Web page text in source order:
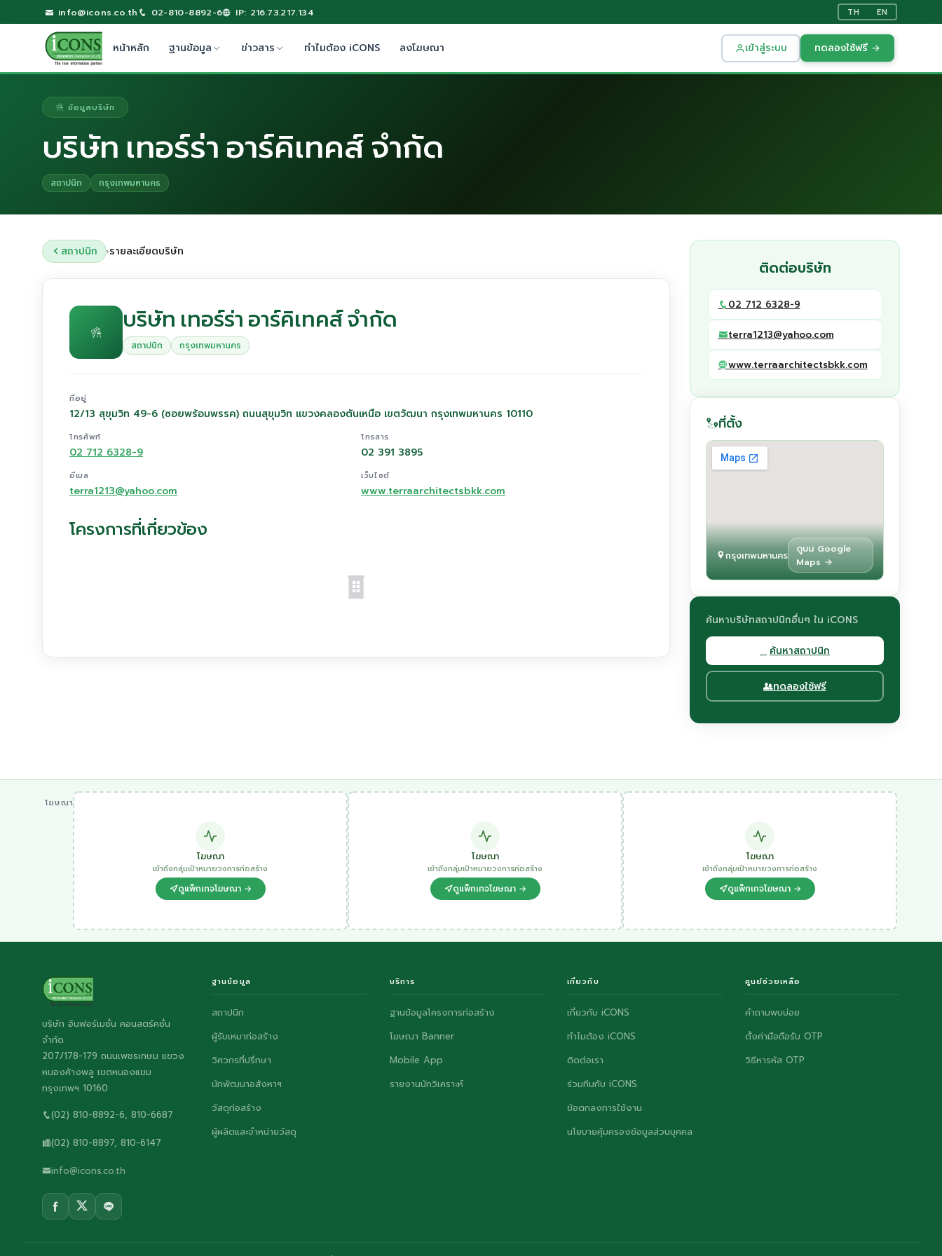
info@icons.co.th 02-810-8892-6 IP: 216.73.217.134 TH EN
หน้าหลัก ฐานข้อมูล ข่าวสาร ทำไมต้อง iCONS ลงโฆษณา เข้าสู่ระบบ ทดลองใช้ฟรี →
ข้อมูลบริษัท
บริษัท เทอร์ร่า อาร์คิเทคส์ จำกัด
สถาปนิก กรุงเทพมหานคร
สถาปนิก ›รายละเอียดบริษัท
บริษัท เทอร์ร่า อาร์คิเทคส์ จำกัด
สถาปนิก กรุงเทพมหานคร
ที่อยู่
12/13 สุขุมวิท 49-6 (ซอยพร้อมพรรค) ถนนสุขุมวิท แขวงคลองตันเหนือ เขตวัฒนา กรุงเทพมหานคร 10110
โทรศัพท์
02 712 6328-9
โทรสาร
02 391 3895
อีเมล
terra1213@yahoo.com
เว็บไซต์
www.terraarchitectsbkk.com
โครงการที่เกี่ยวข้อง
ติดต่อบริษัท
02 712 6328-9
terra1213@yahoo.com
www.terraarchitectsbkk.com
ที่ตั้ง
กรุงเทพมหานคร
ดูบน Google
Maps →
ค้นหาบริษัทสถาปนิกอื่นๆ ใน iCONS
ค้นหาสถาปนิก
ทดลองใช้ฟรี
โฆษณา
โฆษณา
เข้าถึงกลุ่มเป้าหมายวงการก่อสร้าง
ดูแพ็กเกจโฆษณา →
โฆษณา
เข้าถึงกลุ่มเป้าหมายวงการก่อสร้าง
ดูแพ็กเกจโฆษณา →
โฆษณา
เข้าถึงกลุ่มเป้าหมายวงการก่อสร้าง
ดูแพ็กเกจโฆษณา →
บริษัท อินฟอร์เมชั่น คอนสตรัคชั่น
จำกัด
207/178-179 ถนนเพชรเกษม แขวง
หนองค้างพลู เขตหนองแขม
กรุงเทพฯ 10160
(02) 810-8892-6, 810-6687
(02) 810-8897, 810-6147
info@icons.co.th
ฐานข้อมูล
สถาปนิก
ผู้รับเหมาก่อสร้าง
วิศวกรที่ปรึกษา
นักพัฒนาอสังหาฯ
วัสดุก่อสร้าง
ผู้ผลิตและจำหน่ายวัสดุ
บริการ
ฐานข้อมูลโครงการก่อสร้าง
โฆษณา Banner
Mobile App
รายงานนักวิเคราะห์
เกี่ยวกับ
เกี่ยวกับ iCONS
ทำไมต้อง iCONS
ติดต่อเรา
ร่วมทีมกับ iCONS
ข้อตกลงการใช้งาน
นโยบายคุ้มครองข้อมูลส่วนบุคคล
ศูนย์ช่วยเหลือ
คำถามพบบ่อย
ตั้งค่ามือถือรับ OTP
วิธีหารหัส OTP